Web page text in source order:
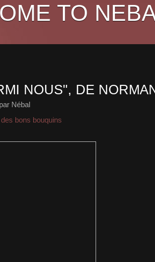
TO
NOUS", DE
par Nébal
bons bouquins